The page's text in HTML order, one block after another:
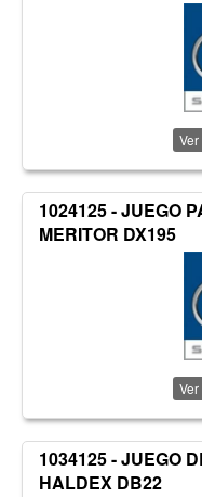
1024125 - JUEGO
MERITOR DX195
1034125 - JUEGO
HALDEX DB22